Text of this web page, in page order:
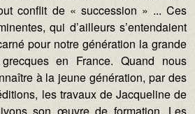
conflit de « succession » ... Ces
qui d’ailleurs s’entendaient
pour notre génération la grande
en France. Quand nous
à la jeune génération, par des
les travaux de Jacqueline de